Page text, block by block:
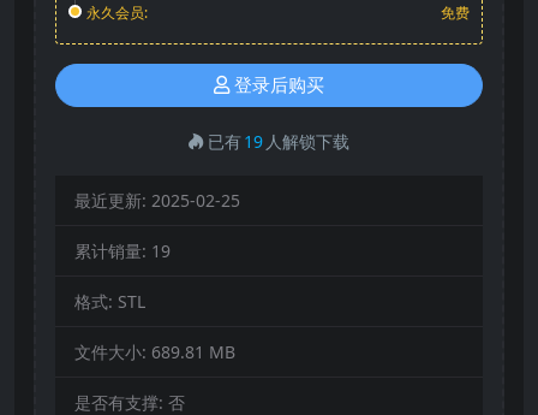
永久会员:
免费
登录后购买
已有19 人解锁下载
最近更新: 2025-02-25
累计销量: 19
格式: STL
文件大小: 689.81 MB
是否有支撑: 否